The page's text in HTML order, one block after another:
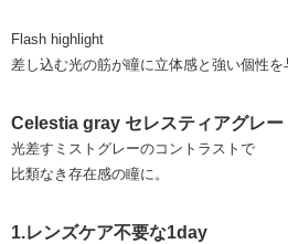
Flash highlight
差し込む光の筋が瞳に立体感と強い個性を
Celestia gray セレスティアグレー
光差すミストグレーのコントラストで
比類なき存在感の瞳に。
1.レンズケア不要な1day